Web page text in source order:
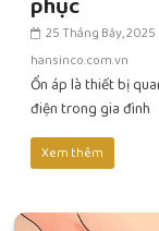
25 Tháng Bảy, 2025
hansinco.com.vn
Ổn áp là thiết bị
điện trong gia đình
Xem thêm